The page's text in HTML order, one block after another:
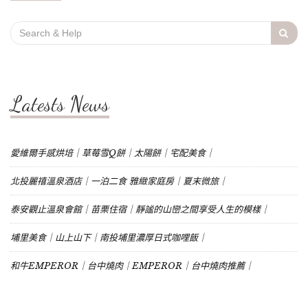
Search
for:
Latests News
愛維爾手感烘培｜草莓雪Q餅｜太陽餅｜宅配美食｜
北投麗禧溫泉酒店｜一泊二食 雅緻家庭房｜夏末微旅｜
泰安觀止溫泉會館｜苗栗住宿｜靜謐的山巒之間享受人生的模樣｜
埔里美食｜山上山下｜南投埔里濃厚日式咖哩飯｜
和牛EMPEROR｜台中燒肉｜EMPEROR｜台中燒肉推薦｜